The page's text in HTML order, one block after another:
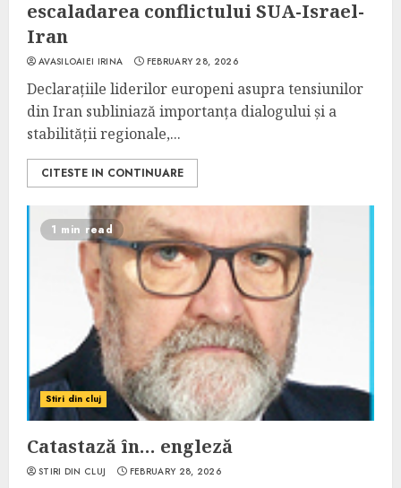
escaladarea conflictului SUA-Israel-
Iran
AVASILOAIEI IRINA FEBRUARY 28, 2026
Declarațiile liderilor europeni asupra tensiunilor
din Iran subliniază importanța dialogului și a
stabilității regionale,...
CITESTE IN CONTINUARE
1 min read
Stiri din cluj
Catastază în… engleză
STIRI DIN CLUJ FEBRUARY 28, 2026